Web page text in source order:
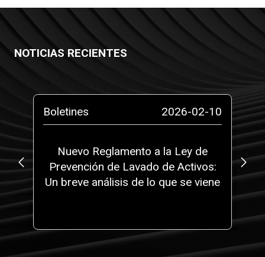
NOTICIAS RECIENTES
Boletines 2026-02-10
Nuevo Reglamento a la Ley de
Prevención de Lavado de Activos:
Un breve análisis de lo que se viene